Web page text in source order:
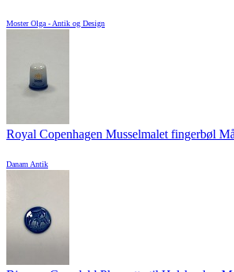
Moster Olga - Antik og Design
Royal Copenhagen Musselmalet fingerbøl
Danam Antik